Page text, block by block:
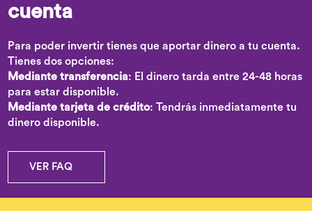
cuenta
Para poder invertir tienes que aportar dinero a tu cuenta.
Tienes dos opciones:
Mediante transferencia: El dinero tarda entre 24-48 horas
para estar disponible.
Mediante tarjeta de crédito: Tendrás inmediatamente tu
dinero disponible.
VER FAQ